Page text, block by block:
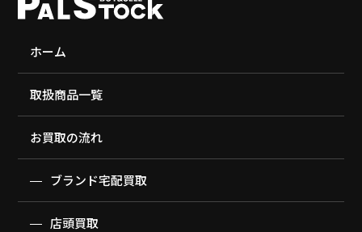
ホーム
取扱商品一覧
お買取の流れ
ブランド宅配買取
店頭買取